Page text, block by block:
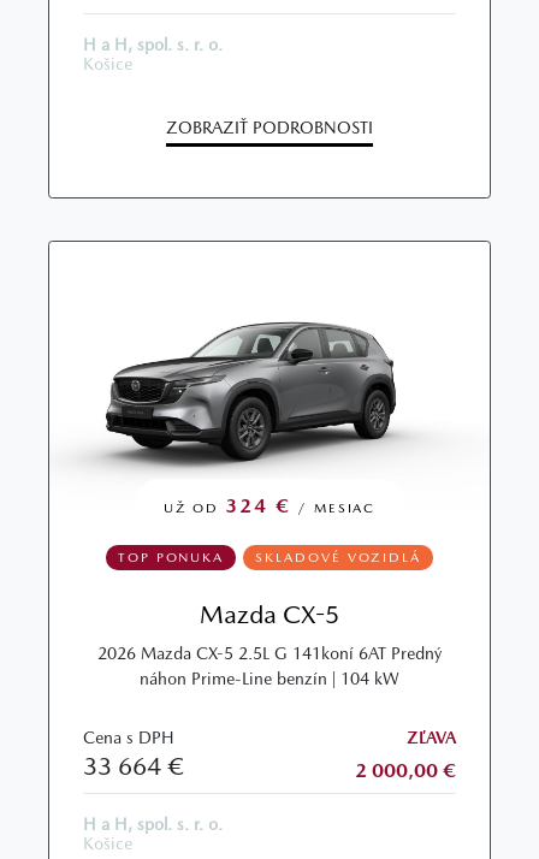
H a H, spol. s. r. o.
Košice
ZOBRAZIŤ PODROBNOSTI
UŽ OD 324 € / MESIAC
TOP PONUKA SKLADOVÉ VOZIDLÁ
Mazda CX-5
2026 Mazda CX-5 2.5L G 141koní 6AT Predný
náhon Prime-Line benzín | 104 kW
Cena s DPH
33 664 €
ZĽAVA
2 000,00 €
H a H, spol. s. r. o.
Košice